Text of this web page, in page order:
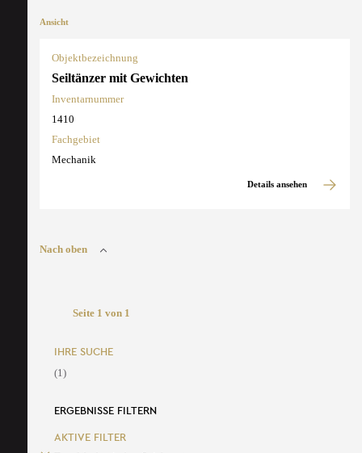
Ansicht
Objektbezeichnung
Seiltänzer mit Gewichten
Inventarnummer
1410
Fachgebiet
Mechanik
Details ansehen
Nach oben
Seite 1 von 1
IHRE SUCHE
(1)
ERGEBNISSE FILTERN
AKTIVE FILTER